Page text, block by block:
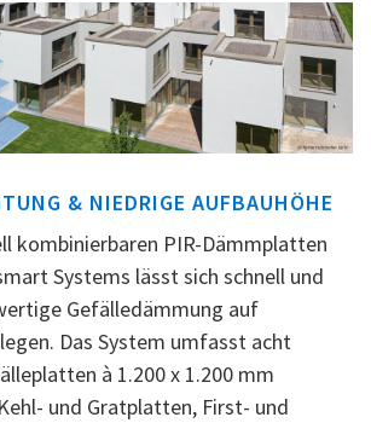
& NIEDRIGE AUFBAUHÖHE
kombinierbaren PIR-Dämmplatten
Systems lässt sich schnell und
Gefälledämmung auf
Das System umfasst acht
à 1.200 x 1.200 mm
und Gratplatten, First- und